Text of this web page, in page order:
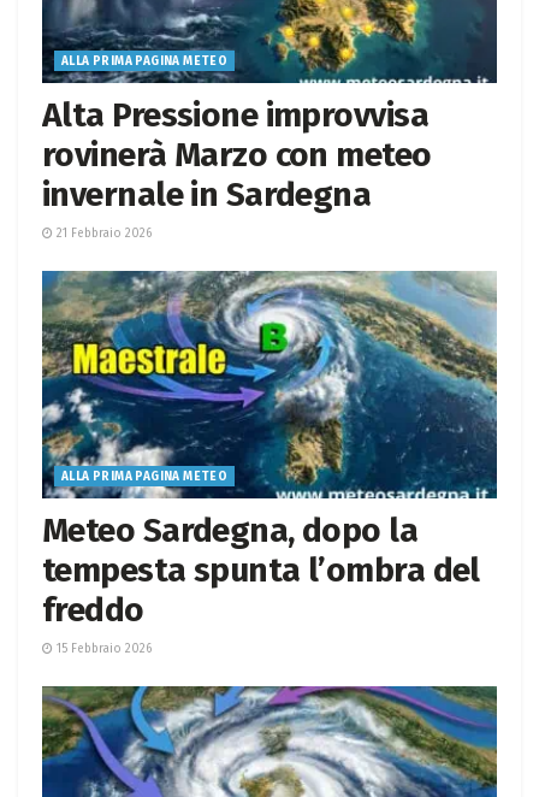
ALLA PRIMA PAGINA METEO
Alta Pressione improvvisa
rovinerà Marzo con meteo
invernale in Sardegna
21 Febbraio 2026
ALLA PRIMA PAGINA METEO
Meteo Sardegna, dopo la
tempesta spunta l’ombra del
freddo
15 Febbraio 2026